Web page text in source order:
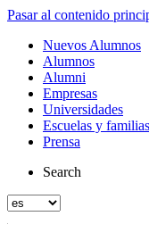
Pasar al contenido
Nuevos Alumnos
Alumnos
Alumni
Empresas
Universidades
Escuelas y familias
Prensa
Search